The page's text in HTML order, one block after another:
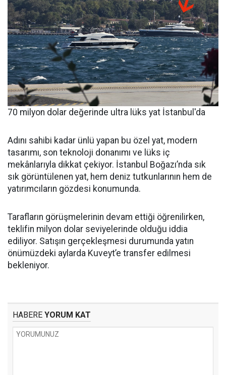
70 milyon dolar değerinde ultra lüks yat İstanbul'da
Adını sahibi kadar ünlü yapan bu özel yat, modern
tasarımı, son teknoloji donanımı ve lüks iç
mekânlarıyla dikkat çekiyor. İstanbul Boğazı’nda sık
sık görüntülenen yat, hem deniz tutkunlarının hem de
yatırımcıların gözdesi konumunda.
Tarafların görüşmelerinin devam ettiği öğrenilirken,
teklifin milyon dolar seviyelerinde olduğu iddia
ediliyor. Satışın gerçekleşmesi durumunda yatın
önümüzdeki aylarda Kuveyt’e transfer edilmesi
bekleniyor.
HABERE YORUM KAT